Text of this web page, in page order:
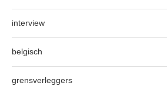
interview
belgisch
grensverleggers